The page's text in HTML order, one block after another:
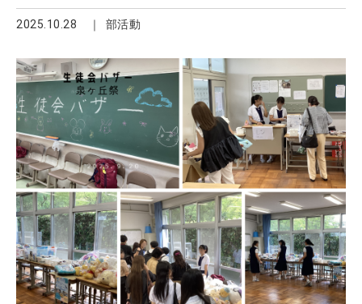
2025.10.28 部活動